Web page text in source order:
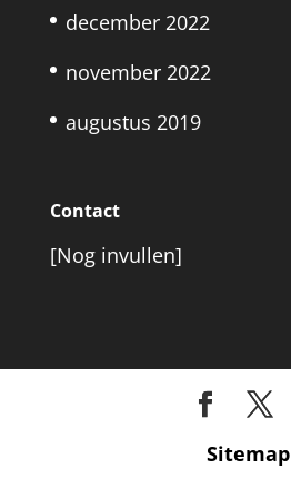
december 2022
november 2022
augustus 2019
Contact
[Nog invullen]
Sitemap